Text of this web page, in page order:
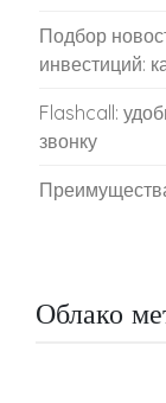
Подбор
инвестиций:
Flashcall:
звонку
Облако